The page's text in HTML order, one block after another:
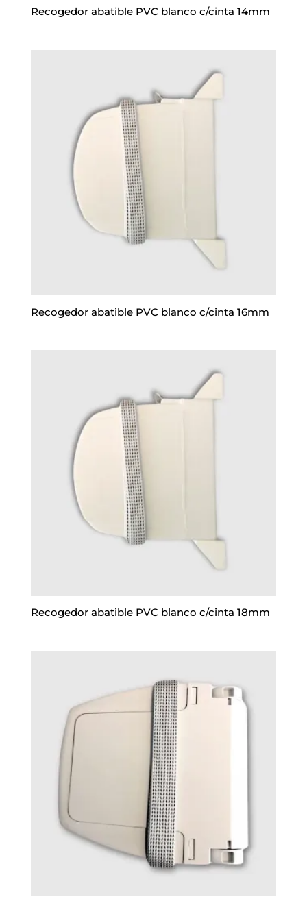
Recogedor abatible PVC blanco c/cinta 14mm
Recogedor abatible PVC blanco c/cinta 16mm
Recogedor abatible PVC blanco c/cinta 18mm